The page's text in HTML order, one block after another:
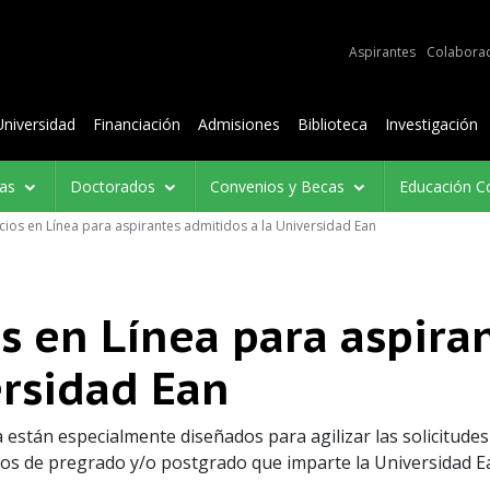
Aspirantes
Financiación Admisiones Biblioteca Investigación
Doctorados Convenios y Becas Educación
en Línea para aspirantes admitidos a la Universidad Ean
en Línea para
Ean
están especialmente diseñados para agilizar las
de pregrado y/o postgrado que imparte la Universidad